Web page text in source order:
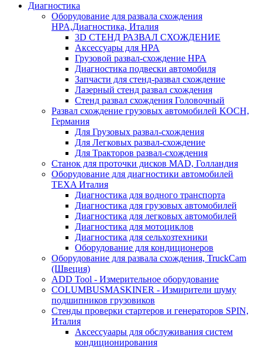
Диагностика
Оборудование для развала схождения
HPA,Диагностика, Италия
3D СТЕНД РАЗВАЛ СХОЖДЕНИЕ
Аксессуары для HPA
Грузовой развал-схождение HPA
Диагностика подвески автомобиля
Запчасти для стенд-развал схождение
Лазерный стенд развал схождения
Стенд развал схождения Головочный
Развал схождение грузовых автомобилей KOCH,
Германия
Для Грузовых развал-схождения
Для Легковых развал-схождение
Для Тракторов развал-схождения
Станок для проточки дисков MAD, Голландия
Оборудование для диагностики автомобилей
TEXA Италия
Диагностика для водного транспорта
Диагностика для грузовых автомобилей
Диагностика для легковых автомобилей
Диагностика для мотоциклов
Диагностика для сельхозтехники
Оборудование для кондиционеров
Оборудование для развала схождения, TruckCam
(Швеция)
ADD Tool - Измерительное оборудование
COLUMBUSMASKINER - Измирители шуму
подшипников грузовиков
Стенды проверки стартеров и генераторов SPIN,
Италия
Аксессуаары для обслуживания систем
кондиционирования